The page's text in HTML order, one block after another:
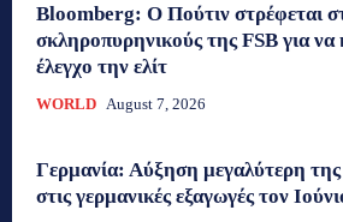
Bloomberg: Ο Πούτιν στρέφεται
σκληροπυρηνικούς της FSB για να
έλεγχο την ελίτ
WORLD August 7, 2026
Γερμανία: Αύξηση μεγαλύτερη
στις γερμανικές εξαγωγές τον